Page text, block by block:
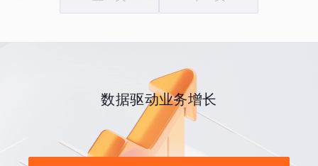
数据驱动业务增长